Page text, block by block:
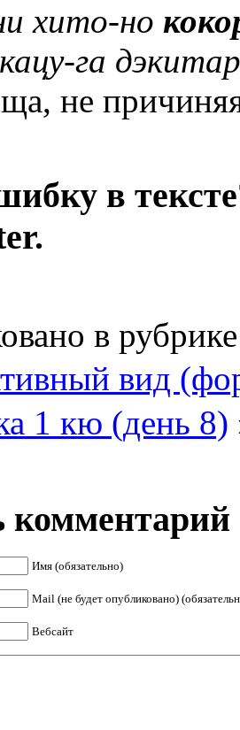
хито-но
га
не
в
в
вид
1 кю (день 8)
комментарий
Имя (обязательно)
Mail (не будет опубликовано)
Вебсайт